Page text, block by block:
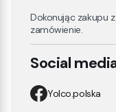
Dokonując zakupu
zamówienie.
Social
Yolco.polska